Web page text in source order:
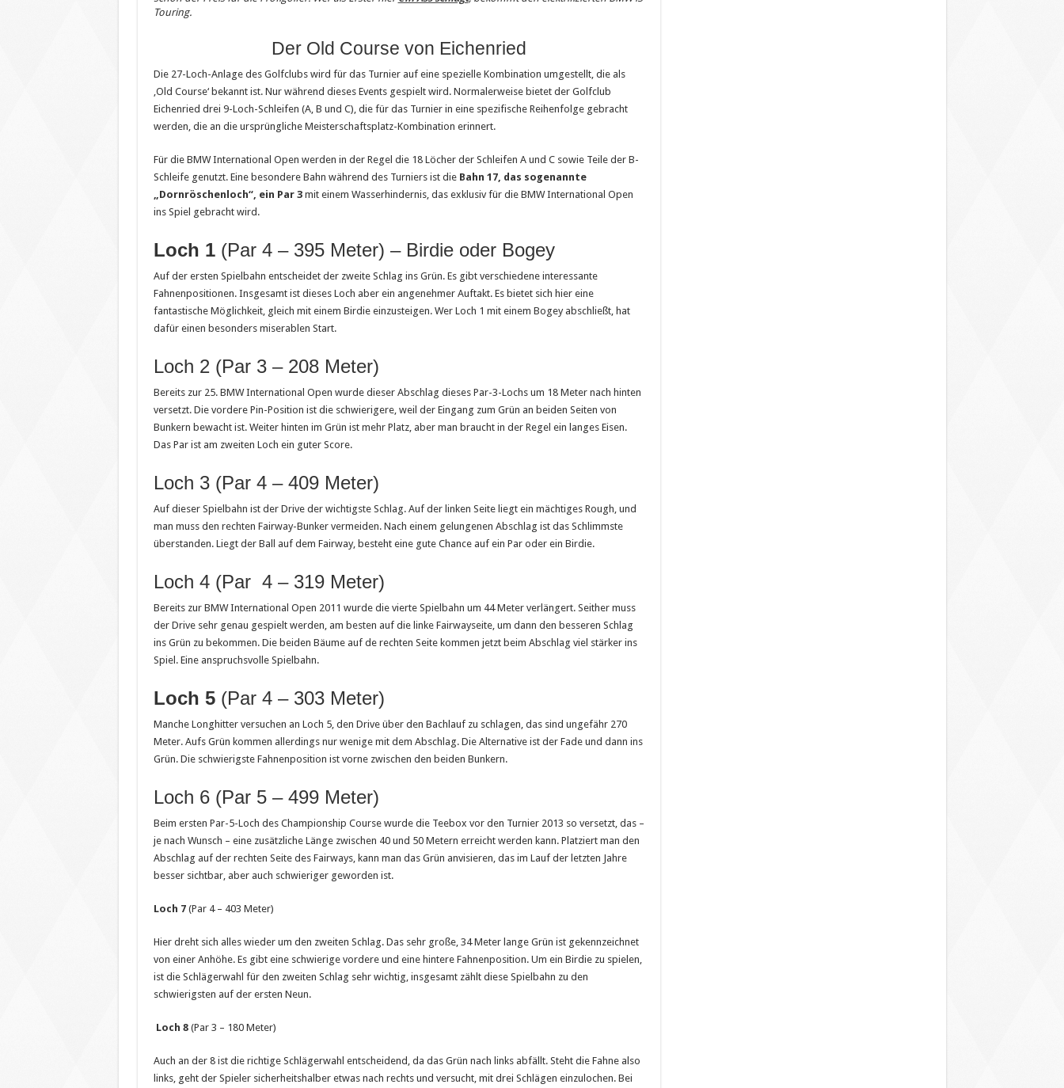
Touring.
Der Old Course von Eichenried
Die 27-Loch-Anlage des Golfclubs wird für das Turnier auf eine spezielle Kombination umgestellt, die als
‚Old Course‘ bekannt ist. Nur während dieses Events gespielt wird. Normalerweise bietet der Golfclub
Eichenried drei 9-Loch-Schleifen (A, B und C), die für das Turnier in eine spezifische Reihenfolge gebracht
werden, die an die ursprüngliche Meisterschaftsplatz-Kombination erinnert.
Für die BMW International Open werden in der Regel die 18 Löcher der Schleifen A und C sowie Teile der B-
Schleife genutzt. Eine besondere Bahn während des Turniers ist die Bahn 17, das sogenannte
„Dornröschenloch“, ein Par 3mit einem Wasserhindernis, das exklusiv für die BMW International Open
ins Spiel gebracht wird.
Loch 1(Par 4 – 395 Meter) – Birdie oder Bogey
Auf der ersten Spielbahn entscheidet der zweite Schlag ins Grün. Es gibt verschiedene interessante
Fahnenpositionen. Insgesamt ist dieses Loch aber ein angenehmer Auftakt. Es bietet sich hier eine
fantastische Möglichkeit, gleich mit einem Birdie einzusteigen. Wer Loch 1 mit einem Bogey abschließt, hat
dafür einen besonders miserablen Start.
Loch 2 (Par 3 – 208 Meter)
Bereits zur 25. BMW International Open wurde dieser Abschlag dieses Par-3-Lochs um 18 Meter nach hinten
versetzt. Die vordere Pin-Position ist die schwierigere, weil der Eingang zum Grün an beiden Seiten von
Bunkern bewacht ist. Weiter hinten im Grün ist mehr Platz, aber man braucht in der Regel ein langes Eisen.
Das Par ist am zweiten Loch ein guter Score.
Loch 3 (Par 4 – 409 Meter)
Auf dieser Spielbahn ist der Drive der wichtigste Schlag. Auf der linken Seite liegt ein mächtiges Rough, und
man muss den rechten Fairway-Bunker vermeiden. Nach einem gelungenen Abschlag ist das Schlimmste
überstanden. Liegt der Ball auf dem Fairway, besteht eine gute Chance auf ein Par oder ein Birdie.
Loch 4 (Par 4 – 319 Meter)
Bereits zur BMW International Open 2011 wurde die vierte Spielbahn um 44 Meter verlängert. Seither muss
der Drive sehr genau gespielt werden, am besten auf die linke Fairwayseite, um dann den besseren Schlag
ins Grün zu bekommen. Die beiden Bäume auf de rechten Seite kommen jetzt beim Abschlag viel stärker ins
Spiel. Eine anspruchsvolle Spielbahn.
Loch 5(Par 4 – 303 Meter)
Manche Longhitter versuchen an Loch 5, den Drive über den Bachlauf zu schlagen, das sind ungefähr 270
Meter. Aufs Grün kommen allerdings nur wenige mit dem Abschlag. Die Alternative ist der Fade und dann ins
Grün. Die schwierigste Fahnenposition ist vorne zwischen den beiden Bunkern.
Loch 6 (Par 5 – 499 Meter)
Beim ersten Par-5-Loch des Championship Course wurde die Teebox vor den Turnier 2013 so versetzt, das –
je nach Wunsch – eine zusätzliche Länge zwischen 40 und 50 Metern erreicht werden kann. Platziert man den
Abschlag auf der rechten Seite des Fairways, kann man das Grün anvisieren, das im Lauf der letzten Jahre
besser sichtbar, aber auch schwieriger geworden ist.
Loch 7(Par 4 – 403 Meter)
Hier dreht sich alles wieder um den zweiten Schlag. Das sehr große, 34 Meter lange Grün ist gekennzeichnet
von einer Anhöhe. Es gibt eine schwierige vordere und eine hintere Fahnenposition. Um ein Birdie zu spielen,
ist die Schlägerwahl für den zweiten Schlag sehr wichtig, insgesamt zählt diese Spielbahn zu den
schwierigsten auf der ersten Neun.
Loch 8 (Par 3 – 180 Meter)
Auch an der 8 ist die richtige Schlägerwahl entscheidend, da das Grün nach links abfällt. Steht die Fahne also
links, geht der Spieler sicherheitshalber etwas nach rechts und versucht, mit drei Schlägen einzulochen. Bei